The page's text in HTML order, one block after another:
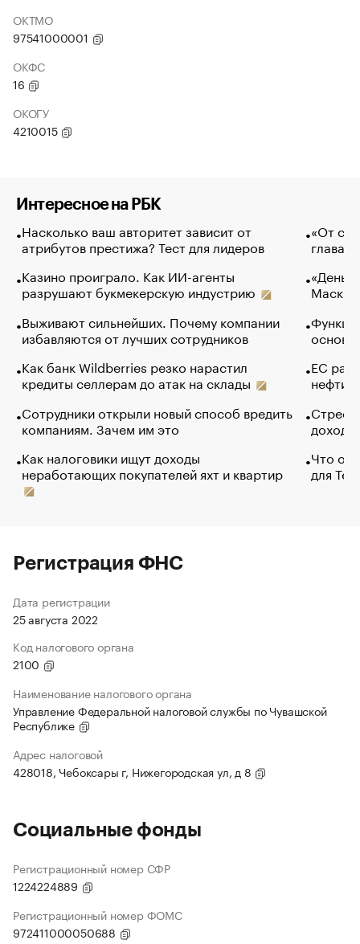
ОКТМО
97541000001
ОКФС
16
ОКОГУ
4210015
Интересное на РБК
Насколько ваш авторитет зависит от
атрибутов престижа? Тест для лидеров
Казино проиграло. Как ИИ-агенты
разрушают букмекерскую индустрию
Выживают сильнейших. Почему компании
избавляются от лучших сотрудников
Как банк Wildberries резко нарастил
кредиты селлерам до атак на склады
Сотрудники открыли новый способ вредить
компаниям. Зачем им это
Как налоговики ищут доходы
неработающих покупателей яхт и квартир
«От
глава
Маск в
основ
ЕС
нефти
Что
для
Регистрация ФНС
Дата регистрации
25 августа 2022
Код налогового органа
2100
Наименование налогового органа
Управление Федеральной налоговой службы по Чувашской
Республике
Адрес налоговой
428018, Чебоксары г, Нижегородская ул, д 8
Социальные фонды
Регистрационный номер СФР
1224224889
Регистрационный номер ФОМС
972411000050688